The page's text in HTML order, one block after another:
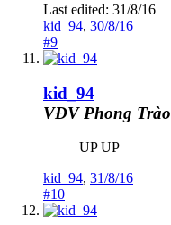
Last edited: 31/8/16
kid_94, 30/8/16
#9
kid_94
VĐV Phong Trào
UP UP
kid_94, 31/8/16
#10